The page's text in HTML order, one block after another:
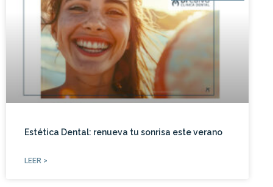
Estética Dental: renueva tu sonrisa este verano
LEER >